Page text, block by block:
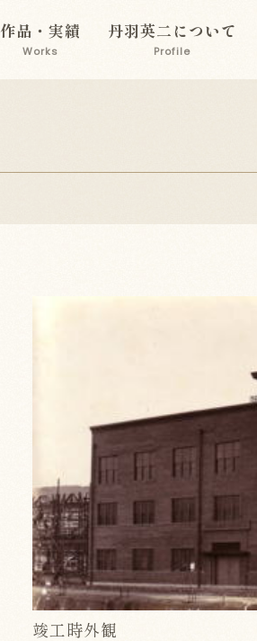
作品・実績
Works
丹羽英二について
Profile
竣工時外観